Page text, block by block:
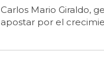
Carlos Mario Giraldo,
apostar por el